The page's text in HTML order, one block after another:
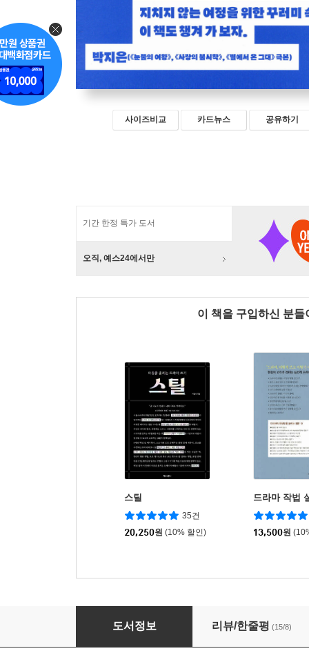
사이즈비교 카드뉴스 공유하기
기간 한정 특가 도서
오직, 예스24에서만
이 책을 구입하신 분
스틸
35건
20,250원 (10% 할인)
드라마 작법
13,500원
드라마 : 공모전에 당선되는 글쓰기
도서정보 리뷰/한줄평 (15/8)